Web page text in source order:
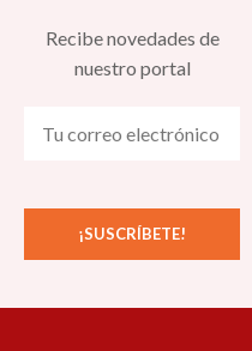
Recibe novedades de
nuestro portal